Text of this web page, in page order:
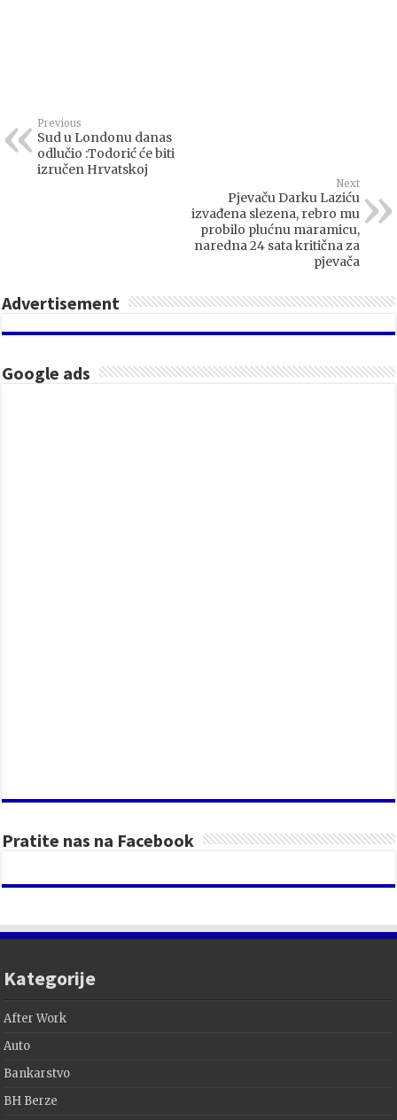
Previous
Sud u Londonu danas
odlučio :Todorić će biti
izručen Hrvatskoj
Next
Pjevaču Darku Laziću
izvađena slezena, rebro mu
probilo plućnu maramicu,
naredna 24 sata kritična za
pjevača
Advertisement
Google ads
Pratite nas na Facebook
Kategorije
After Work
Auto
Bankarstvo
BH Berze